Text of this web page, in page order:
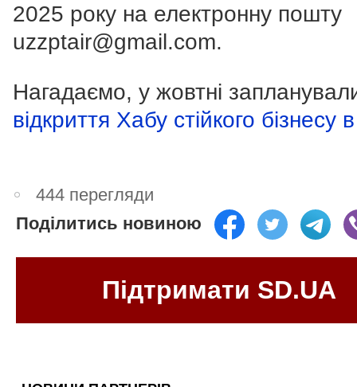
2025 року на електронну пошту
uzzptair@gmail.com.
Нагадаємо, у жовтні
відкриття Хабу стійкого бізнесу
444 перегляди
Поділитись новиною
Підтримати SD.UA